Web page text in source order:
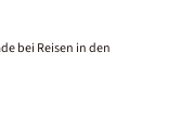
bei Reisen in den